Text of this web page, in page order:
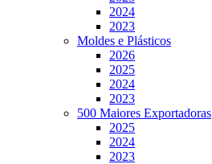
2024
2023
Moldes e Plásticos
2026
2025
2024
2023
500 Maiores Exportadoras
2025
2024
2023